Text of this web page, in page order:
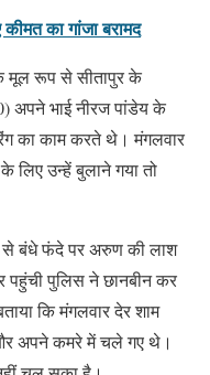
का गांजा बरामद
मूल रूप से सीतापुर के
अपने भाई नीरज पांडेय के
का काम करते थे। मंगलवार
लिए उन्हें बुलाने गया तो
से बंधे फंदे पर अरुण की लाश
पुलिस ने छानबीन कर
कि मंगलवार देर शाम
अपने कमरे में चले गए थे।